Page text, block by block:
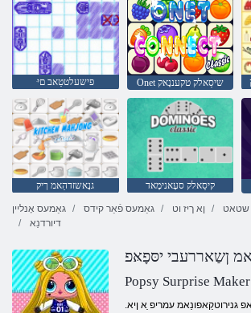
ּפישעלטטַאב םי Onet שיסַאלק טקעננָאק
גנָאשזדהַאמ ךיק קיסַאלק סעָאנימָאד
גאַמעס אָנליין
גאַמעס פֿאַר קידס ןא ךיז וט שטאט
דיורדנַא
ןשַאררעבי יסּפָאּפ
Popsy Surprise Maker
.זיוט ס' רעדניק ןדישרַאפ גנירוטקַאפונַאמ עמריפ ַא ןיא